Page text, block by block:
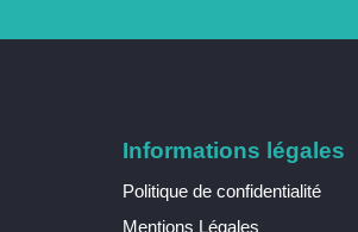
Informations légales
Politique de confidentialité
Mentions Légales